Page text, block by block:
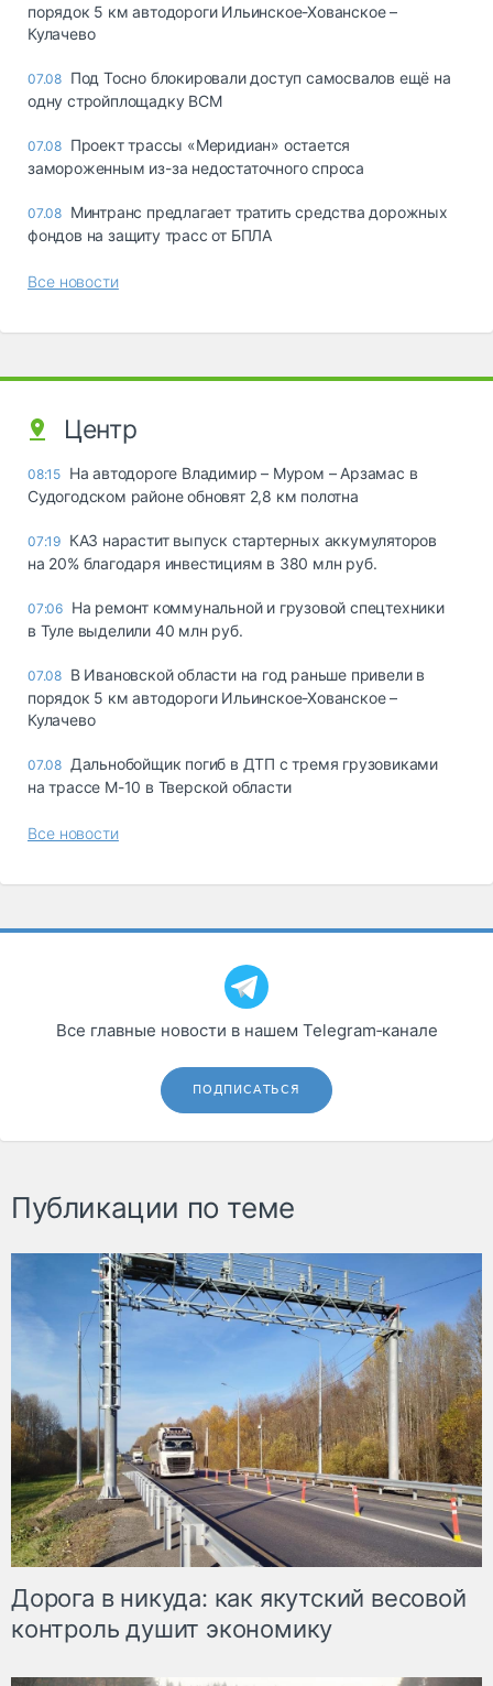
порядок 5 км автодороги Ильинское-Хованское –
Кулачево
07.08 Под Тосно блокировали доступ самосвалов ещё на
одну стройплощадку ВСМ
07.08 Проект трассы «Меридиан» остается
замороженным из-за недостаточного спроса
07.08 Минтранс предлагает тратить средства дорожных
фондов на защиту трасс от БПЛА
Все новости
Центр
08:15 На автодороге Владимир – Муром – Арзамас в
Судогодском районе обновят 2,8 км полотна
07:19 КАЗ нарастит выпуск стартерных аккумуляторов
на 20% благодаря инвестициям в 380 млн руб.
07:06 На ремонт коммунальной и грузовой спецтехники
в Туле выделили 40 млн руб.
07.08 В Ивановской области на год раньше привели в
порядок 5 км автодороги Ильинское-Хованское –
Кулачево
07.08 Дальнобойщик погиб в ДТП с тремя грузовиками
на трассе М-10 в Тверской области
Все новости
Все главные новости в нашем Telegram‑канале
ПОДПИСАТЬСЯ
Публикации по теме
Дорога в никуда: как якутский весовой
контроль душит экономику